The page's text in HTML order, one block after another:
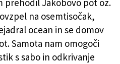
prehodil Jakobovo pot oz.
na osemtisočak,
ocean in se domov
Samota nam omogoči
s sabo in odkrivanje